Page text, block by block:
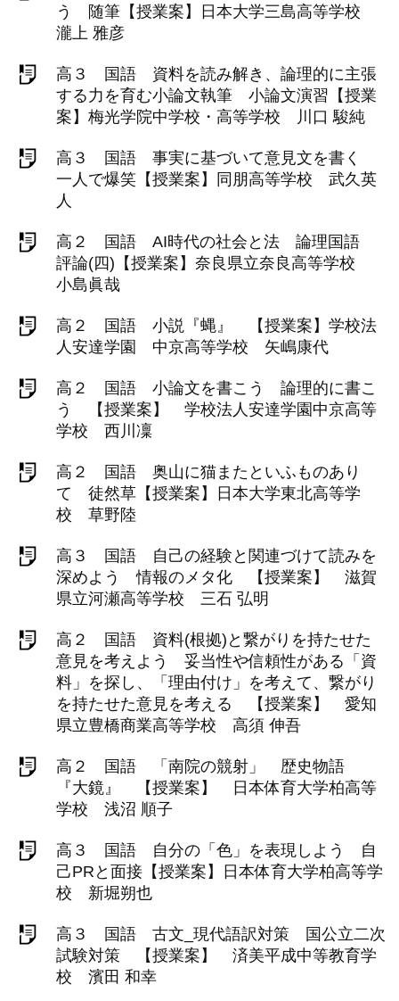
う 随筆【授業案】日本大学三島高等学校
瀧上 雅彦
高３ 国語 資料を読み解き、論理的に主張
する力を育む小論文執筆 小論文演習【授業
案】梅光学院中学校・高等学校 川口 駿純
高３ 国語 事実に基づいて意見文を書く
一人で爆笑【授業案】同朋高等学校 武久英
人
高２ 国語 AI時代の社会と法 論理国語
評論(四)【授業案】奈良県立奈良高等学校
小島眞哉
高２ 国語 小説『蝿』 【授業案】学校法
人安達学園 中京高等学校 矢嶋康代
高２ 国語 小論文を書こう 論理的に書こ
う 【授業案】 学校法人安達学園中京高等
学校 西川凜
高２ 国語 奥山に猫またといふものあり
て 徒然草【授業案】日本大学東北高等学
校 草野陸
高３ 国語 自己の経験と関連づけて読みを
深めよう 情報のメタ化 【授業案】 滋賀
県立河瀬高等学校 三石 弘明
高２ 国語 資料(根拠)と繋がりを持たせた
意見を考えよう 妥当性や信頼性がある「資
料」を探し、「理由付け」を考えて、繋がり
を持たせた意見を考える 【授業案】 愛知
県立豊橋商業高等学校 高須 伸吾
高２ 国語 「南院の競射」 歴史物語
『大鏡』 【授業案】 日本体育大学柏高等
学校 浅沼 順子
高３ 国語 自分の「色」を表現しよう 自
己PRと面接【授業案】日本体育大学柏高等学
校 新堀朔也
高３ 国語 古文_現代語訳対策 国公立二次
試験対策 【授業案】 済美平成中等教育学
校 濱田 和幸